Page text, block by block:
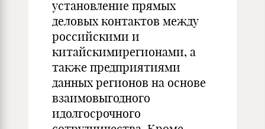
установление прямых
деловых контактов между
российскими и
китайскимирегионами, а
также предприятиями
данных регионов на основе
взаимовыгодного
идолгосрочного